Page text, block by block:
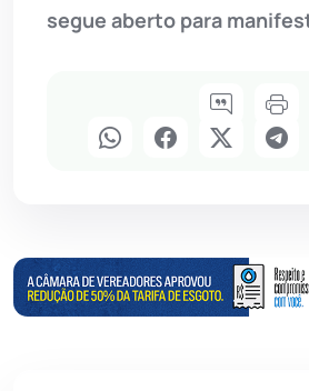
segue aberto para